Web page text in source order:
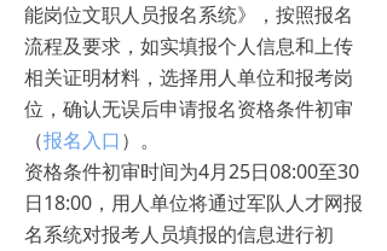
能岗位文职人员报名系统》，按照报名
流程及要求，如实填报个人信息和上传
相关证明材料，选择用人单位和报考岗
位，确认无误后申请报名资格条件初审
（报名入口）。
资格条件初审时间为4月25日08:00至30
日18:00，用人单位将通过军队人才网报
名系统对报考人员填报的信息进行初